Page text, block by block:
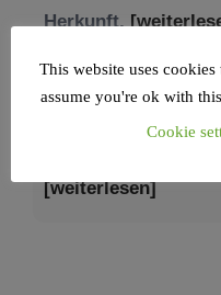
Tisch’a beAw 5786
Am 9. Aw, an
an die Zerstörung
This website uses
assume you're ok with
Cookie